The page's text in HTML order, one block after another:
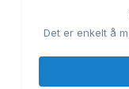
Det er enkelt å